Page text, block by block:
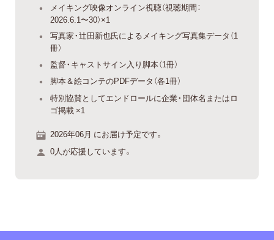
メイキング映像オンライン視聴（視聴期間：
2026.6.1〜30）×1
写真家・辻田新也氏によるメイキング写真集データ（1
冊）
監督・キャストサイン入り脚本（1冊）
脚本＆絵コンテのPDFデータ（各1冊）
特別協賛としてエンドロールに企業・団体名またはロ
ゴ掲載 ×1
2026年06月 にお届け予定です。
0人が応援しています。